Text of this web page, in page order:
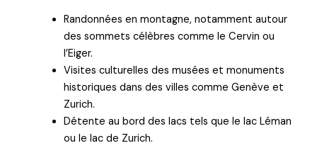
Randonnées en montagne, notamment autour
des sommets célèbres comme le Cervin ou
l’Eiger.
Visites culturelles des musées et monuments
historiques dans des villes comme Genève et
Zurich.
Détente au bord des lacs tels que le lac Léman
ou le lac de Zurich.